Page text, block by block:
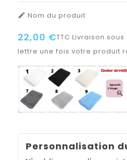
 Nom du produit
22,00 €TTC Livraison
lettre une fois votre produit
Personnalisation